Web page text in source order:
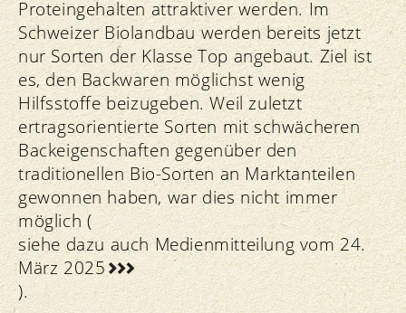
Proteingehalten attraktiver werden. Im
Schweizer Biolandbau werden bereits jetzt
nur Sorten der Klasse Top angebaut. Ziel ist
es, den Backwaren möglichst wenig
Hilfsstoffe beizugeben. Weil zuletzt
ertragsorientierte Sorten mit schwächeren
Backeigenschaften gegenüber den
traditionellen Bio-Sorten an Marktanteilen
gewonnen haben, war dies nicht immer
möglich (
siehe dazu auch Medienmitteilung vom 24.
März 2025
).